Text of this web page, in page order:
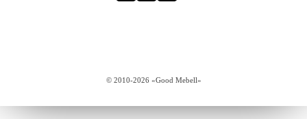
© 2010-2026 «Good Mebell»